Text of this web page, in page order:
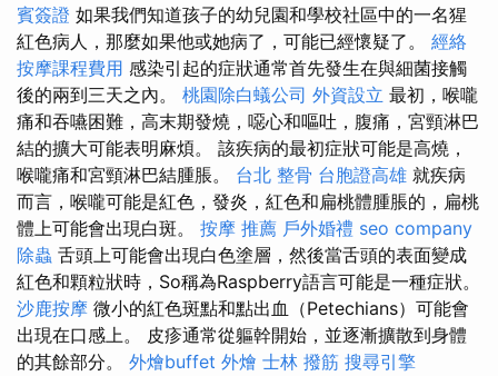
賓簽證 如果我們知道孩子的幼兒園和學校社區中的一名猩
紅色病人，那麼如果他或她病了，可能已經懷疑了。 經絡
按摩課程費用 感染引起的症狀通常首先發生在與細菌接觸
後的兩到三天之內。 桃園除白蟻公司 外資設立 最初，喉嚨
痛和吞嚥困難，高末期發燒，噁心和嘔吐，腹痛，宮頸淋巴
結的擴大可能表明麻煩。 該疾病的最初症狀可能是高燒，
喉嚨痛和宮頸淋巴結腫脹。 台北 整骨 台胞證高雄 就疾病
而言，喉嚨可能是紅色，發炎，紅色和扁桃體腫脹的，扁桃
體上可能會出現白斑。 按摩 推薦 戶外婚禮 seo company
除蟲 舌頭上可能會出現白色塗層，然後當舌頭的表面變成
紅色和顆粒狀時，So稱為Raspberry語言可能是一種症狀。
沙鹿按摩 微小的紅色斑點和點出血（Petechians）可能會
出現在口感上。 皮疹通常從軀幹開始，並逐漸擴散到身體
的其餘部分。 外燴buffet 外燴 士林 撥筋 搜尋引擎